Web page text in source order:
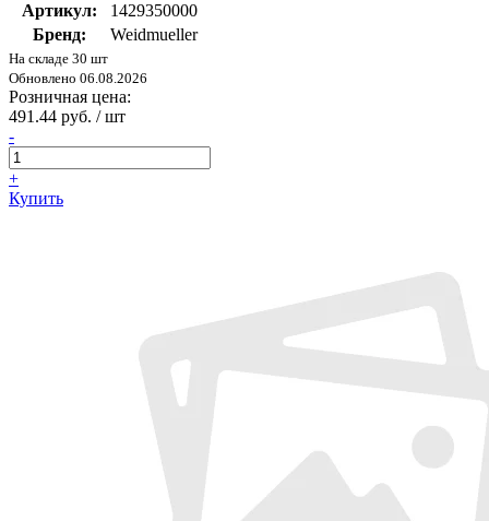
Артикул:
1429350000
Бренд:
Weidmueller
На складе 30 шт
Обновлено 06.08.2026
Розничная цена:
491.44 руб. / шт
-
+
Купить